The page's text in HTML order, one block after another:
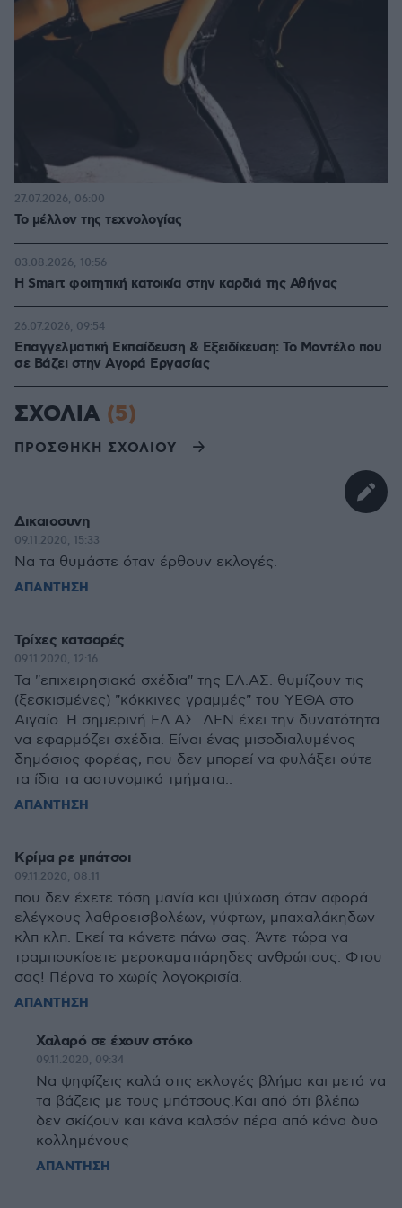
Το μέλλον της τεχνολογίας
27.07.2026, 06:00
Η Smart φοιτητική κατοικία στην καρδιά της Αθήνας
03.08.2026, 10:56
Επαγγελματική Εκπαίδευση & Εξειδίκευση: Το Mοντέλο που
σε Bάζει στην Aγορά Eργασίας
26.07.2026, 09:54
ΣΧΟΛΙΑ (5)
ΠΡΟΣΘΗΚΗ ΣΧΟΛΙΟΥ
Δικαιοσυνη
09.11.2020, 15:33
Να τα θυμάστε όταν έρθουν εκλογές.
ΑΠΑΝΤΗΣΗ
Τρίχες κατσαρές
09.11.2020, 12:16
Τα "επιχειρησιακά σχέδια" της ΕΛ.ΑΣ. θυμίζουν τις
(ξεσκισμένες) "κόκκινες γραμμές" του ΥΕΘΑ στο
Αιγαίο. Η σημερινή ΕΛ.ΑΣ. ΔΕΝ έχει την δυνατότητα
να εφαρμόζει σχέδια. Είναι ένας μισοδιαλυμένος
δημόσιος φορέας, που δεν μπορεί να φυλάξει ούτε
τα ίδια τα αστυνομικά τμήματα..
ΑΠΑΝΤΗΣΗ
Κρίμα ρε μπάτσοι
09.11.2020, 08:11
που δεν έχετε τόση μανία και ψύχωση όταν αφορά
ελέγχους λαθροεισβολέων, γύφτων, μπαχαλάκηδων
κλπ κλπ. Εκεί τα κάνετε πάνω σας. Άντε τώρα να
τραμπουκίσετε μεροκαματιάρηδες ανθρώπους. Φτου
σας! Πέρνα το χωρίς λογοκρισία.
ΑΠΑΝΤΗΣΗ
Χαλαρό σε έχουν στόκο
09.11.2020, 09:34
Να ψηφίζεις καλά στις εκλογές βλήμα και μετά να
τα βάζεις με τους μπάτσους.Και από ότι βλέπω
δεν σκίζουν και κάνα καλσόν πέρα από κάνα δυο
κολλημένους
ΑΠΑΝΤΗΣΗ